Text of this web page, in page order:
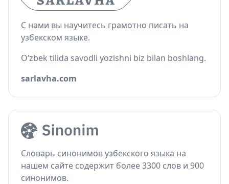
С нами вы научитесь грамотно писать на
узбекском языке.
O‘zbek tilida savodli yozishni biz bilan boshlang.
sarlavha.com
Словарь синонимов узбекского языка на
нашем сайте содержит более 3300 слов и 900
синонимов.